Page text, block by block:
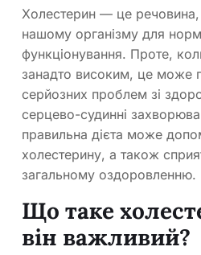
Холестерин — це речовина,
нашому організму для
функціонування. Проте,
занадто високим, це може
серйозних проблем зі
серцево-судинні
правильна дієта може
холестерину, а також
загальному оздоровленню.
Що таке
він важливий?